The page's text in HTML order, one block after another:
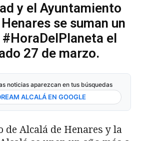
y el Ayuntamiento
se suman un
#HoraDelPlaneta el
27 de marzo.
noticias aparezcan en tus búsquedas
ALCALÁ EN GOOGLE
de Alcalá de Henares y la